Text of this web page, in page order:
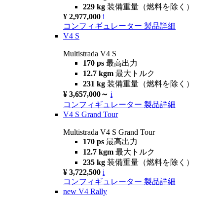
229 kg 装備重量（燃料を除く）
¥ 2,977,000 i
コンフィギュレーター 製品詳細
V4 S
Multistrada V4 S
170 ps 最高出力
12.7 kgm 最大トルク
231 kg 装備重量（燃料を除く）
¥ 3,657,000～ i
コンフィギュレーター 製品詳細
V4 S Grand Tour
Multistrada V4 S Grand Tour
170 ps 最高出力
12.7 kgm 最大トルク
235 kg 装備重量（燃料を除く）
¥ 3,722,500 i
コンフィギュレーター 製品詳細
new V4 Rally